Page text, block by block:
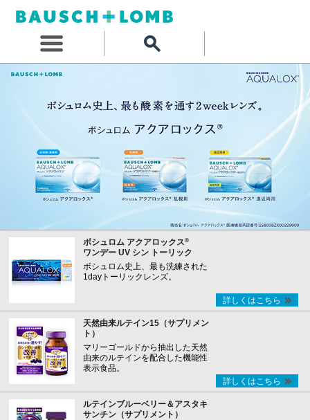
ボシュロム アクアロックス®
ワンデー UV シン トーリック
ボシュロム史上、最も洗練された
1dayトーリックレンズ。
詳しくはこちら
天然由来ルテイン15（サプリメン
ト）
マリーゴールドから抽出した天然
由来のルテインを配合した機能性
表示食品。
詳しくはこちら
ルテインブルーベリー＆アスタキ
サンチン（サプリメント）